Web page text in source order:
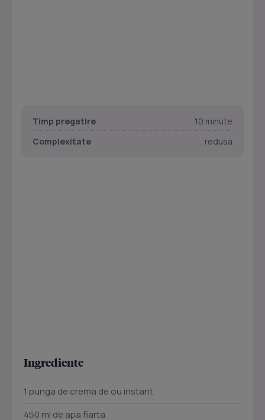
Timp pregatire
10 minute
Complexitate
redusa
Ingrediente
1 punga de crema de ou instant
450 ml de apa fiarta